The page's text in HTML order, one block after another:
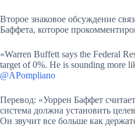
Второе знаковое обсуждение
Баффета, которое
«Warren Buffett says the Federal
target of 0%. He is sounding more
@APompliano
Перевод: «Уоррен Баффет
система должна установить
Он звучит все больше как